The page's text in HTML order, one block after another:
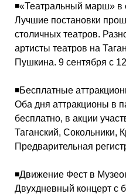
◾️«Театральный марш»
Лучшие постановки
столичных театров.
артисты театров на
Пушкина. 9 сентября с
◾️Бесплатные
Оба дня аттракционы в
бесплатно, в акции
Таганский, Сокольники,
Предварительная
◾️Движение Фест в
Двухдневный концерт с